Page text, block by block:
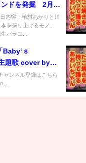
ンドを発掘 2月
内容：植村あかりと川
を盛り上げるモノ、
バラエ...
ｓ
題歌 cover by
ャンネル登録はこちら